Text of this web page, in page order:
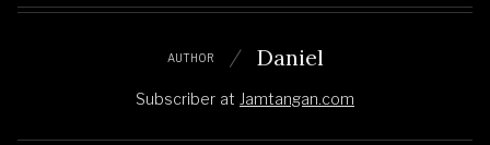
AUTHOR Daniel
Subscriber at Jamtangan.com